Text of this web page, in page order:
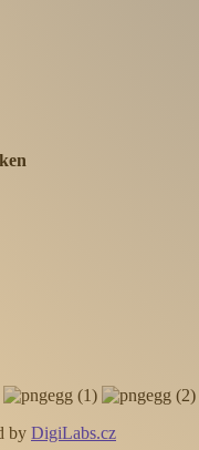
by DigiLabs.cz